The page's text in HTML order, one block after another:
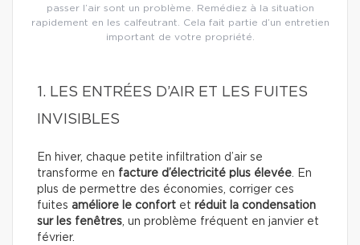
passer l’air sont un problème. Remédiez à la situation
rapidement en les calfeutrant. Cela fait partie d’un entretien
important de votre propriété.
1. LES ENTRÉES D’AIR ET LES FUITES
INVISIBLES
En hiver, chaque petite infiltration d’air se
transforme en facture d’électricité plus élevée. En
plus de permettre des économies, corriger ces
fuites améliore le confort et réduit la condensation
sur les fenêtres, un problème fréquent en janvier et
février.